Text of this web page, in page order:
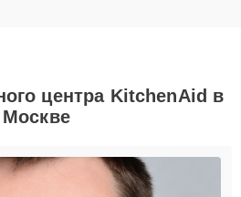
центра KitchenAid в
Москве